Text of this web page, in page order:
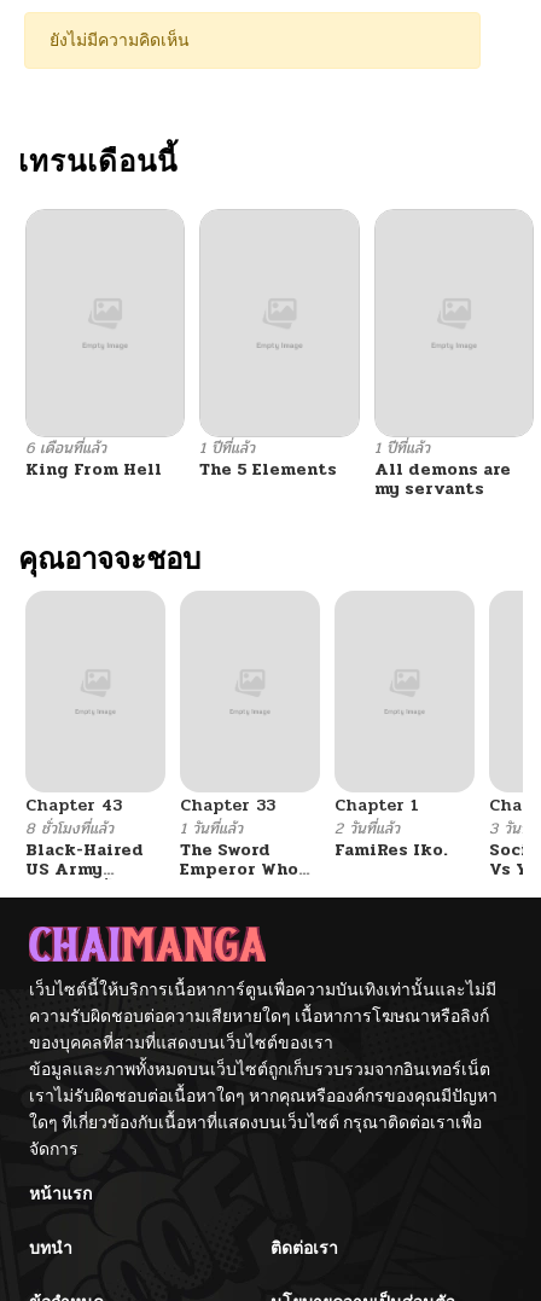
ตอนที่ 86 02/07/2026
ตอนที่ 84
ตอนที่ 83
ตอนที่ 81 02/07/2026
ตอนที่ 80
ตอนที่ 79 01/13/2026
ตอนที่ 78
ตอนที่ 74 01/13/2026
ตอนที่ 73
ตอนที่ 72
ตอนที่ 71 01/13/2026
ตอนที่ 70 09/08/2025
ตอนที่ 69
ยังไม่มีความคิดเห็น
เทรนเดือนนี้
6 เดือนที่แล้ว
King From Hell
1 ปีที่แล้ว
The 5 Elements
1 ปีที่แล้ว
All demons are
my servants
คุณอาจจะชอบ
Chapter 43
8 ชั่วโมงที่แล้ว
Black-Haired
US Army
General ย้อนเวลา
Chapter 33
1 วันที่แล้ว
The Sword
Emperor Who
จักรพรรดิเทพดาบ
ผงาดเหนือชาติภพ
Chapter 1
2 วันที่แล้ว
FamiRes Iko.
3 วันที่
Vs
เว็บไซต์นี้ให้บริการเนื้อหาการ์ตูนเพื่อความบันเทิงเท่านั้นและไม่มี
ความรับผิดชอบต่อความเสียหายใดๆ เนื้อหาการโฆษณาหรือลิงก์
ของบุคคลที่สามที่แสดงบนเว็บไซต์ของเรา
ข้อมูลและภาพทั้งหมดบนเว็บไซต์ถูกเก็บรวบรวมจากอินเทอร์เน็ต
เราไม่รับผิดชอบต่อเนื้อหาใดๆ หากคุณหรือองค์กรของคุณมีปัญหา
ใดๆ ที่เกี่ยวข้องกับเนื้อหาที่แสดงบนเว็บไซต์ กรุณาติดต่อเราเพื่อ
จัดการ
หน้าแรก
บทนำ ติดต่อเรา